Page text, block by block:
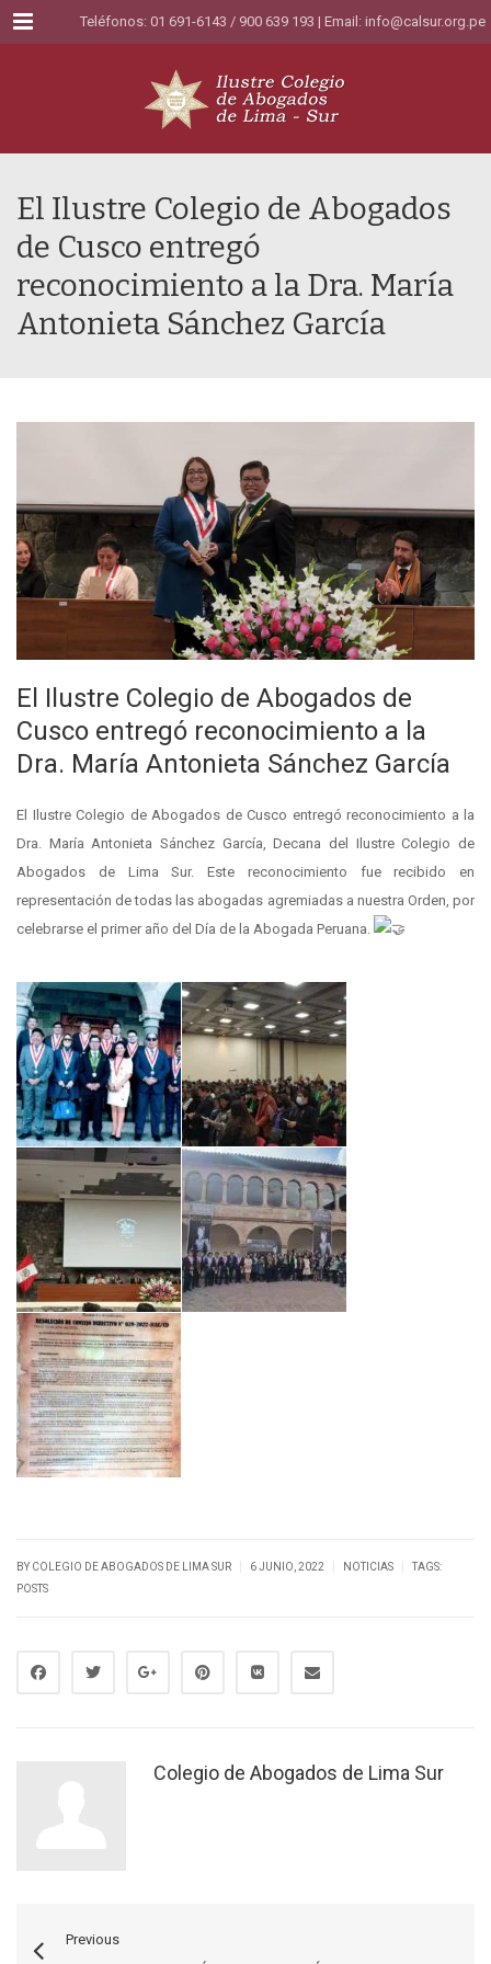
Menu Teléfonos: 01 691-6143 / 900 639 193 | Email: info@calsur.org.pe
El Ilustre Colegio de Abogados
de Cusco entregó
reconocimiento a la Dra. María
Antonieta Sánchez García
El Ilustre Colegio de Abogados de
Cusco entregó reconocimiento a la
Dra. María Antonieta Sánchez García
El Ilustre Colegio de Abogados de Cusco entregó reconocimiento a la
Dra. María Antonieta Sánchez García, Decana del Ilustre Colegio de
Abogados de Lima Sur. Este reconocimiento fue recibido en
representación de todas las abogadas agremiadas a nuestra Orden, por
celebrarse el primer año del Día de la Abogada Peruana.
BY COLEGIO DE ABOGADOS DE LIMA SUR 6 JUNIO, 2022 NOTICIAS
TAGS:
POSTS
Colegio de Abogados de Lima Sur
Previous